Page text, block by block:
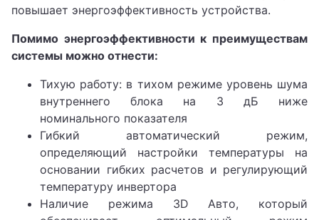
повышает энергоэффективность устройства.
Помимо энергоэффективности к преимуществам
системы можно отнести:
Тихую работу: в тихом режиме уровень шума
внутреннего блока на 3 дБ ниже
номинального показателя
Гибкий автоматический режим,
определяющий настройки температуры на
основании гибких расчетов и регулирующий
температуру инвертора
Наличие режима 3D Авто, который